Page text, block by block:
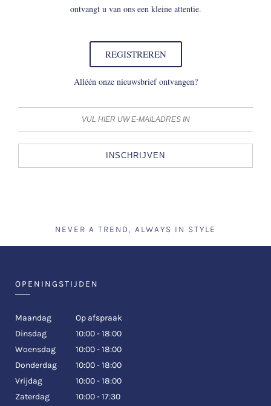
ontvangt u van ons een kleine attentie.
REGISTREREN
Alléén onze nieuwsbrief ontvangen?
INSCHRIJVEN
NEVER A TREND, ALWAYS IN STYLE
OPENINGSTIJDEN
Maandag
Op afspraak
Dinsdag
10:00 - 18:00
Woensdag
10:00 - 18:00
Donderdag
10:00 - 18:00
Vrijdag
10:00 - 18:00
Zaterdag
10:00 - 17:30